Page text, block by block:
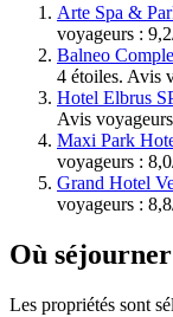
Arte Spa &
voyageurs :
Balneo
4 étoiles. Avis
Hotel Elbrus
Avis
Maxi Park
voyageurs :
Grand Hotel
voyageurs :
Où
Les propriétés sont